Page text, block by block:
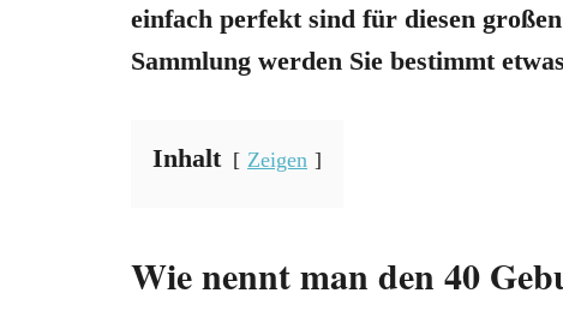
einfach perfekt sind für diesen
Sammlung werden Sie bestimmt
Inhalt Zeigen
Wie nennt man den 40